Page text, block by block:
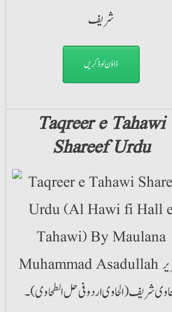
ڈاؤن لوڈ کریں
Taqreer e Tahawi
Shareef Urdu